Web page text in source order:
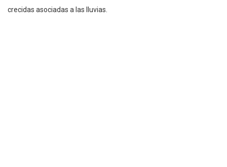
crecidas asociadas a las lluvias.